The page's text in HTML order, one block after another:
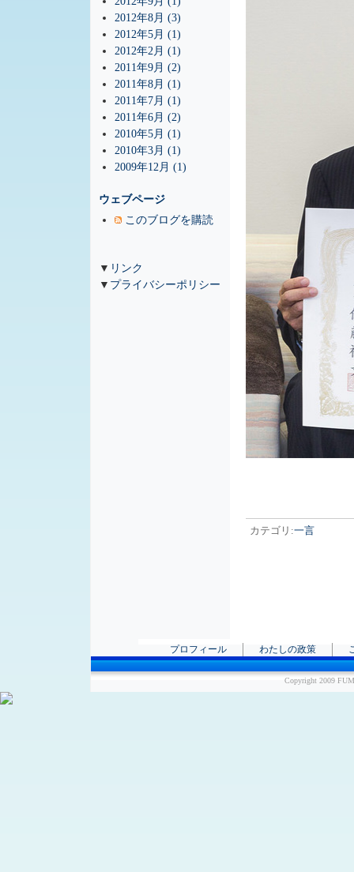
2012年8月 (3)
2012年5月 (1)
2012年2月 (1)
2011年9月 (2)
2011年8月 (1)
2011年7月 (1)
2011年6月 (2)
2010年5月 (1)
2010年3月 (1)
2009年12月 (1)
ウェブページ
このブログを購読
▼ リンク
▼ プライバシーポリシー
カテゴリ:一言
プロフィール わたしの政策
Copyright 2009